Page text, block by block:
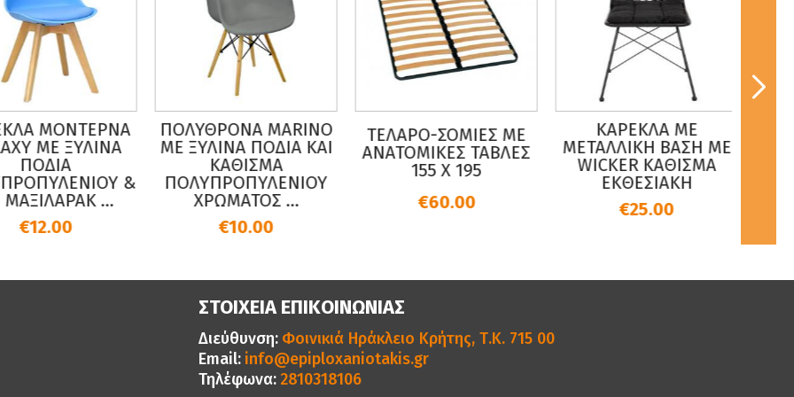
ΜΟΝΤΕΡΝΑ
ΜΕ ΞΥΛΙΝΑ
ΠΟΔΙΑ
&
...
€12.00
ΠΟΛΥΘΡΟΝΑ MARINO
ΜΕ ΞΥΛΙΝΑ ΠΟΔΙΑ ΚΑΙ
ΚΑΘΙΣΜΑ
ΠΟΛΥΠΡΟΠΥΛΕΝΙΟΥ
ΧΡΩΜΑΤΟΣ ...
€10.00
ΤΕΛΑΡΟ-ΣΟΜΙΕΣ ΜΕ
ΑΝΑΤΟΜIΚΕΣ ΤΑΒΛΕΣ
155 X 195
€60.00
ΚΑΡΕΚΛΑ ΜΕ
ΜΕΤΑΛΛΙΚΗ ΒΑΣΗ ΜΕ
WICKER ΚΑΘΙΣΜΑ
ΕΚΘΕΣΙΑΚΗ
€25.00
ΣΤΟΙΧΕΙΑ ΕΠΙΚΟΙΝΩΝΙΑΣ
Διεύθυνση: Φοινικιά Ηράκλειο Κρήτης, Τ.Κ. 715 00
Email: info@epiploxaniotakis.gr
Τηλέφωνα: 2810318106